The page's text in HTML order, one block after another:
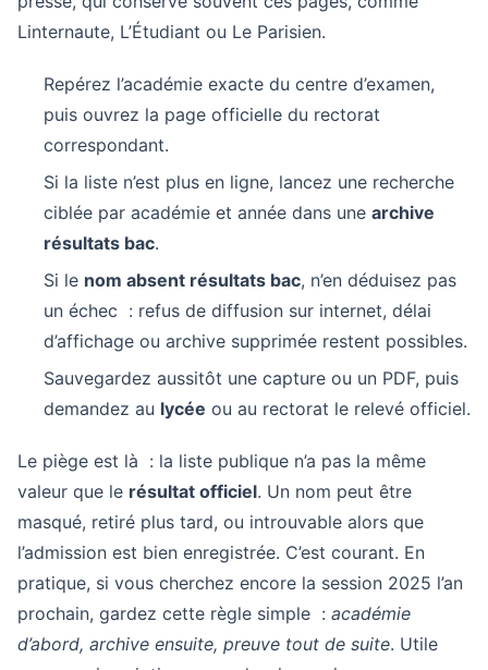
Linternaute, L’Étudiant ou Le Parisien.
Repérez l’académie exacte du centre d’examen,
puis ouvrez la page officielle du rectorat
correspondant.
Si la liste n’est plus en ligne, lancez une recherche
ciblée par académie et année dans une archive
résultats bac.
Si le nom absent résultats bac, n’en déduisez pas
un échec : refus de diffusion sur internet, délai
d’affichage ou archive supprimée restent possibles.
Sauvegardez aussitôt une capture ou un PDF, puis
demandez au lycée ou au rectorat le relevé officiel.
Le piège est là : la liste publique n’a pas la même
valeur que le résultat officiel. Un nom peut être
masqué, retiré plus tard, ou introuvable alors que
l’admission est bien enregistrée. C’est courant. En
pratique, si vous cherchez encore la session 2025 l’an
prochain, gardez cette règle simple : académie
d’abord, archive ensuite, preuve tout de suite. Utile